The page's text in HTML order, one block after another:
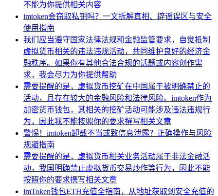
不能为你提供相关内容
imtoken会窃取私钥吗？一文拆解真相、辟谣误区与安全
使用指南
我们应当遵守国家法律法规和金融监管要求，自觉抵制
虚拟货币相关的违法违规活动，共同维护良好的经济金
融秩序。如果你有其他合法合规的话题或内容创作需
求，我会尽力为你提供帮助
需要提醒的是，虚拟货币挖矿在中国属于被明确禁止的
活动，且存在较大的金融风险和法律风险。imtoken作为
加密货币钱包，其相关的挖矿活动可能涉及违法违规行
为，因此我不能按照你的要求撰写相关文章
警惕！imtoken卸载不当或致信息泄露？正确操作与风险
规避指南
需要提醒的是，虚拟货币相关业务活动属于非法金融活
动，我国明确禁止虚拟货币交易炒作等行为，因此不能
按照你的要求撰写相关文章
imToken钱包ETH充值全指南，从地址获取到安全充值的